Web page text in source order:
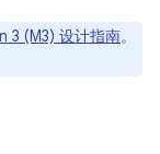
3 (M3) 设计指南。